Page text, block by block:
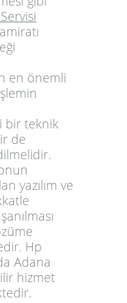
en önemli
bir teknik
de
yazılım ve
Hp
Adana
hizmet